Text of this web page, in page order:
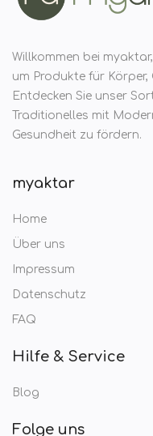
Willkommen bei
um Produkte für Körper,
Entdecken Sie unser
Traditionelles mit
Gesundheit zu fördern.
myaktar
Home
Über uns
Impressum
Datenschutz
FAQ
Hilfe & Service
Blog
Folge uns